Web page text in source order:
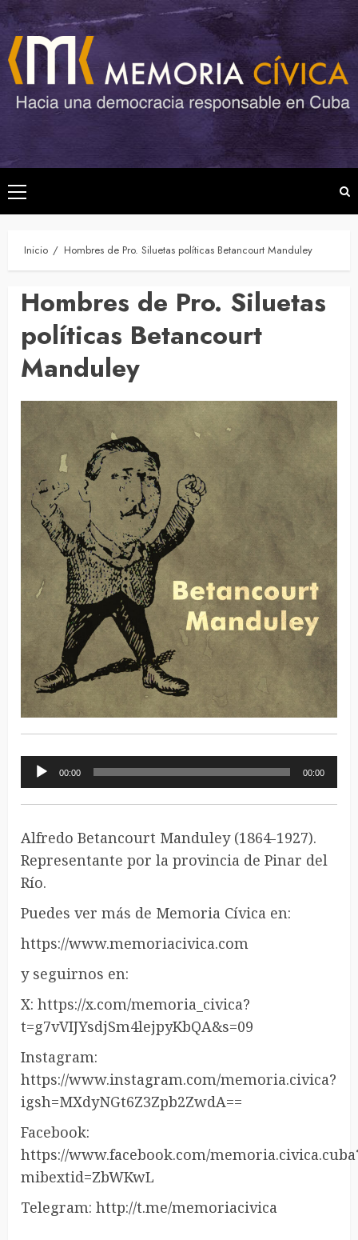
Saltar
al
contenido
Menú
principal
Inicio Hombres de Pro. Siluetas políticas Betancourt Manduley
Hombres de Pro. Siluetas
políticas Betancourt
Manduley
Reproductor
de
audio
00:00 00:00
Alfredo Betancourt Manduley (1864-1927).
Representante por la provincia de Pinar del
Río.
Puedes ver más de Memoria Cívica en:
https://www.memoriacivica.com
y seguirnos en:
X: https://x.com/memoria_civica?
t=g7vVIJYsdjSm4lejpyKbQA&s=09
Instagram:
https://www.instagram.com/memoria.civica?
igsh=MXdyNGt6Z3Zpb2ZwdA==
Facebook:
https://www.facebook.com/
mibextid=ZbWKwL
Telegram: http://t.me/memoriacivica